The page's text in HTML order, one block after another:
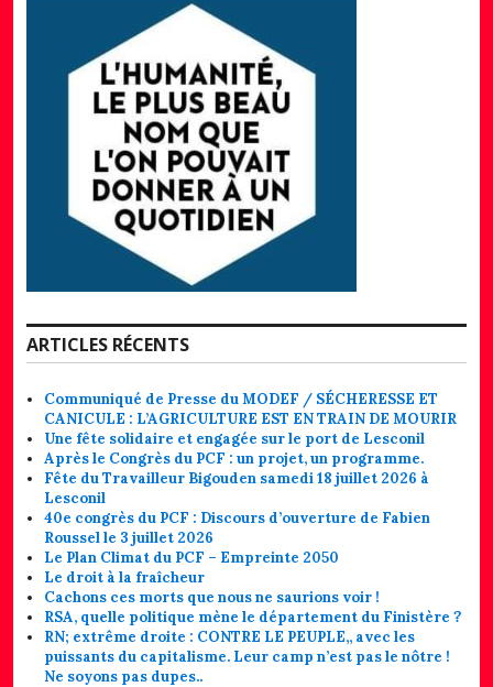
ARTICLES RÉCENTS
Communiqué de Presse du MODEF / SÉCHERESSE ET
CANICULE : L’AGRICULTURE EST EN TRAIN DE MOURIR
Une fête solidaire et engagée sur le port de Lesconil
Après le Congrès du PCF : un projet, un programme.
Fête du Travailleur Bigouden samedi 18 juillet 2026 à
Lesconil
40e congrès du PCF : Discours d’ouverture de Fabien
Roussel le 3 juillet 2026
Le Plan Climat du PCF – Empreinte 2050
Le droit à la fraîcheur
Cachons ces morts que nous ne saurions voir !
RSA, quelle politique mène le département du Finistère ?
RN; extrême droite : CONTRE LE PEUPLE,, avec les
puissants du capitalisme. Leur camp n’est pas le nôtre !
Ne soyons pas dupes..